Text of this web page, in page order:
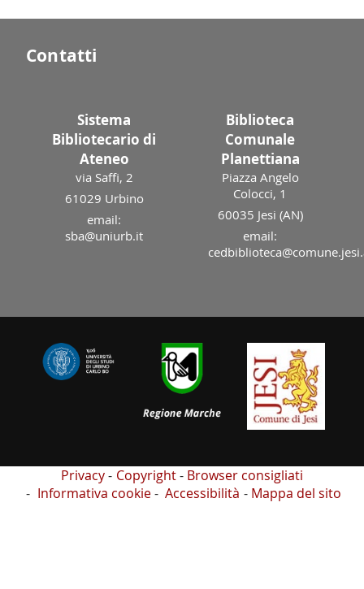
Contatti
Sistema
Bibliotecario di
Ateneo
via Saffi, 2
61029 Urbino
email:
sba@uniurb.it
Biblioteca
Comunale
Planettiana
Piazza Angelo
Colocci, 1
60035 Jesi (AN)
email:
Privacy Copyright
Browser consigliati
Informativa cookie
Accessibilità Mappa del sito